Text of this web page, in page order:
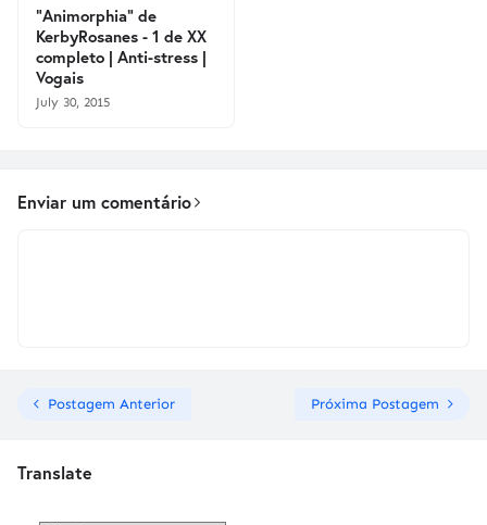
"Animorphia" de
KerbyRosanes - 1 de XX
completo | Anti-stress |
Vogais
July 30, 2015
Enviar um comentário
Postagem Anterior Próxima Postagem
Translate